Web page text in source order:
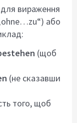
для вираження
або
(щоб
(не сказавши
того, щоб